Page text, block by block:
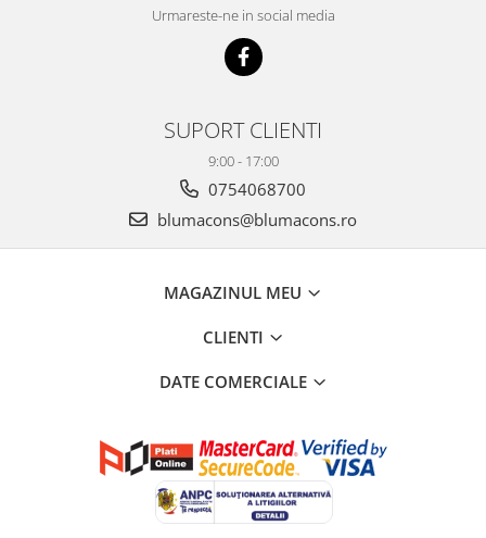
Urmareste-ne in social media
SUPORT CLIENTI
9:00 - 17:00
0754068700
blumacons@blumacons.ro
MAGAZINUL MEU
CLIENTI
DATE COMERCIALE